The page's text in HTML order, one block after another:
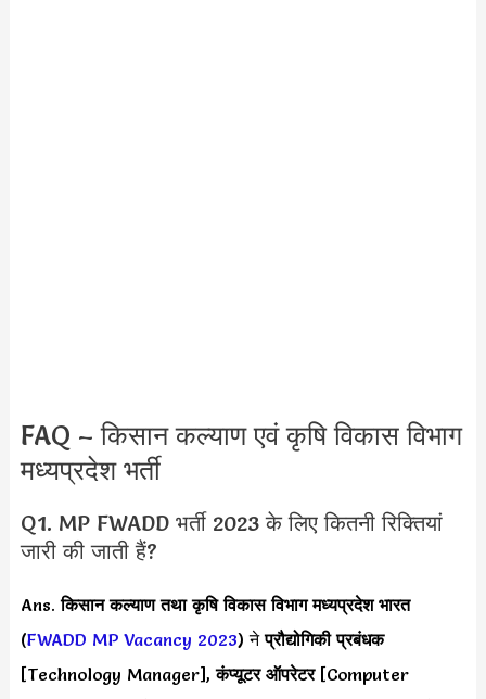
FAQ – किसान कल्याण एवं कृषि विकास विभाग
मध्यप्रदेश भर्ती
Q1. MP FWADD भर्ती 2023 के लिए कितनी रिक्तियां
जारी की जाती हैं?
Ans.किसान कल्याण तथा कृषि विकास विभाग मध्यप्रदेश भारत
(FWADD MP Vacancy 2023) नेप्रौद्योगिकी प्रबंधक
[Technology Manager],कंप्यूटर ऑपरेटर [Computer